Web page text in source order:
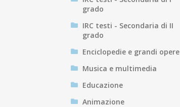
grado
IRC testi - Secondaria di II
grado
Enciclopedie e grandi opere
Musica e multimedia
Educazione
Animazione